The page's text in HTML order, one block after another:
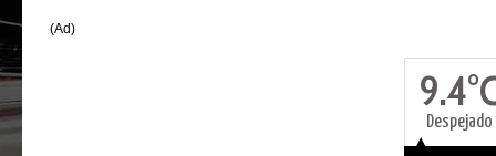
(Ad)
Despejado